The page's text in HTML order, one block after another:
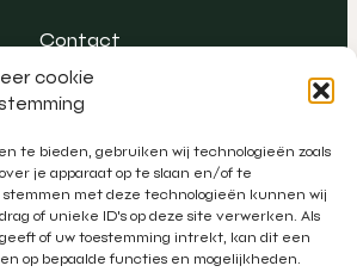
cookie
te bieden, gebruiken wij technologieën zoals
je apparaat op te slaan en/of te
stemmen met deze technologieën kunnen wij
of unieke ID's op deze site verwerken. Als
of uw toestemming intrekt, kan dit een
op bepaalde functies en mogelijkheden.
Contact